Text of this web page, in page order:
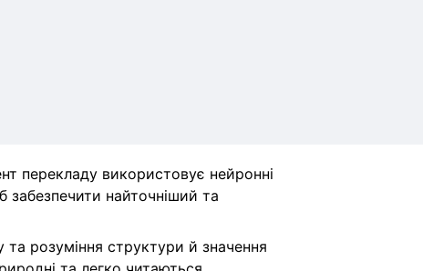
перекладу використовує нейронні
забезпечити найточніший та
розуміння структури й значення